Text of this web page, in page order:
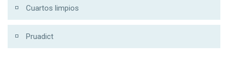
Cuartos limpios
Pruadict